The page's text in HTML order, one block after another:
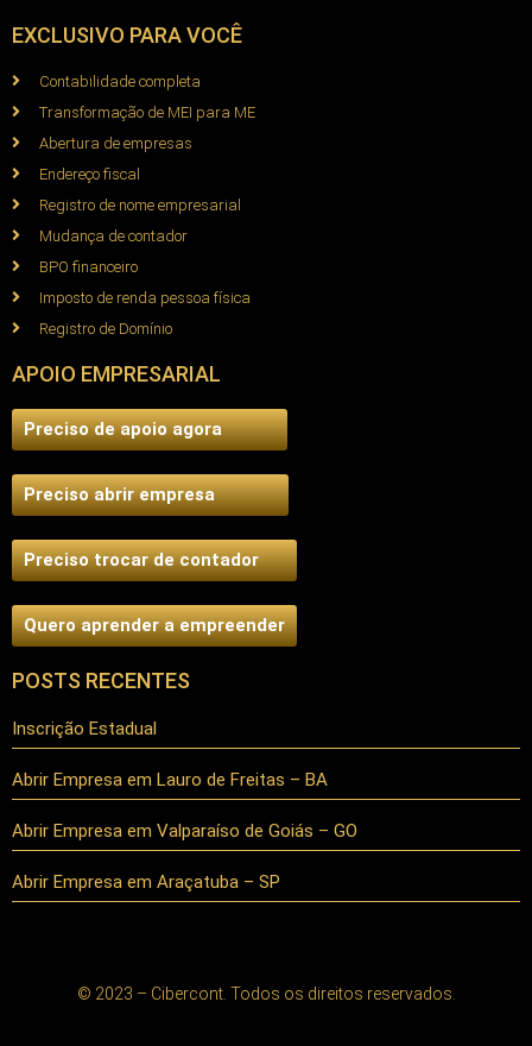
EXCLUSIVO PARA VOCÊ
Contabilidade completa
Transformação de MEI para ME
Abertura de empresas
Endereço fiscal
Registro de nome empresarial
Mudança de contador
BPO financeiro
Imposto de renda pessoa física
Registro de Domínio
APOIO EMPRESARIAL
Preciso de apoio agora
Preciso abrir empresa
Preciso trocar de contador
Quero aprender a empreender
POSTS RECENTES
Inscrição Estadual
Abrir Empresa em Lauro de Freitas – BA
Abrir Empresa em Valparaíso de Goiás – GO
Abrir Empresa em Araçatuba – SP
© 2023 – Cibercont. Todos os direitos reservados.